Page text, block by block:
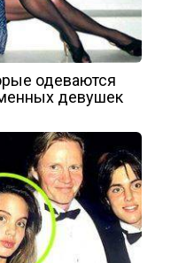
одеваются
девушек